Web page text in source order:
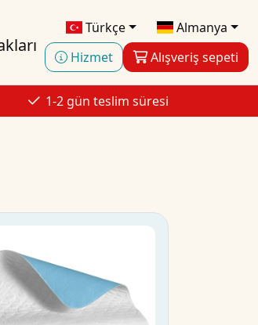
Türkçe
Almanya
Hizmet
Alışveriş sepeti
1-2 gün teslim süresi